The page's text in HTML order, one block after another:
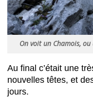
On voit un Chamois,
Au final c’était une
nouvelles têtes, et
jours.